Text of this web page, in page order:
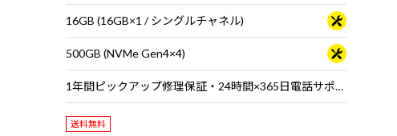
16GB (16GB×1 / シングルチャネル)
500GB (NVMe Gen4×4)
1年間ピックアップ修理保証・24時間×365日電話サポート
送料無料